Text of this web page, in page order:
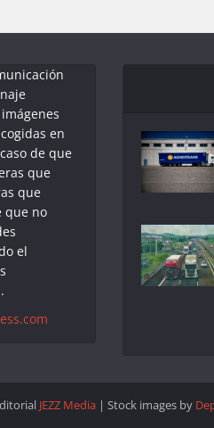
en
de que
que
que
que no
el
JEZZ Media | Stock images by